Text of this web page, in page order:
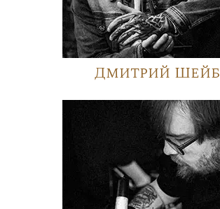
Дмитрий Шейб